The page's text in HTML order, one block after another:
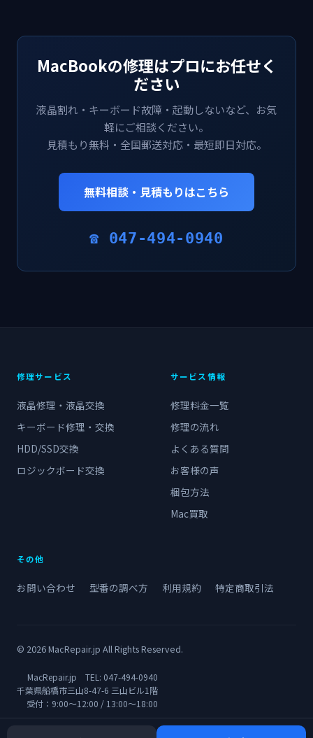
MacBookの修理はプロにお任せく
ださい
液晶割れ・キーボード故障・起動しないなど、お気
軽にご相談ください。
見積もり無料・全国郵送対応・最短即日対応。
無料相談・見積もりはこちら
☎ 047-494-0940
修理サービス
液晶修理・液晶交換
キーボード修理・交換
HDD/SSD交換
ロジックボード交換
サービス情報
修理料金一覧
修理の流れ
よくある質問
お客様の声
梱包方法
Mac買取
その他
お問い合わせ 型番の調べ方 利用規約 特定商取引法
© 2026 MacRepair.jp All Rights Reserved.
MacRepair.jp TEL: 047-494-0940
千葉県船橋市三山8-47-6 三山ビル1階
受付：9:00〜12:00 / 13:00〜18:00